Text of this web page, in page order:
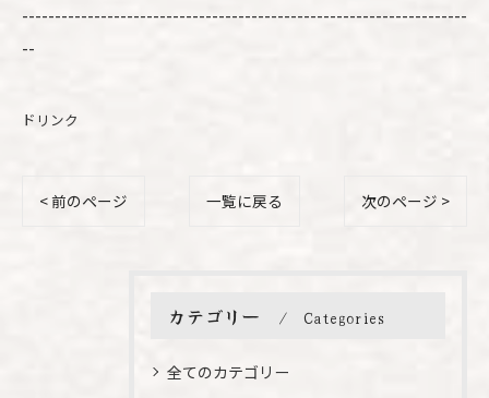
--------------------------------------------------------------------
--
ドリンク
< 前のページ 一覧に戻る 次のページ >
カテゴリー Categories
全てのカテゴリー